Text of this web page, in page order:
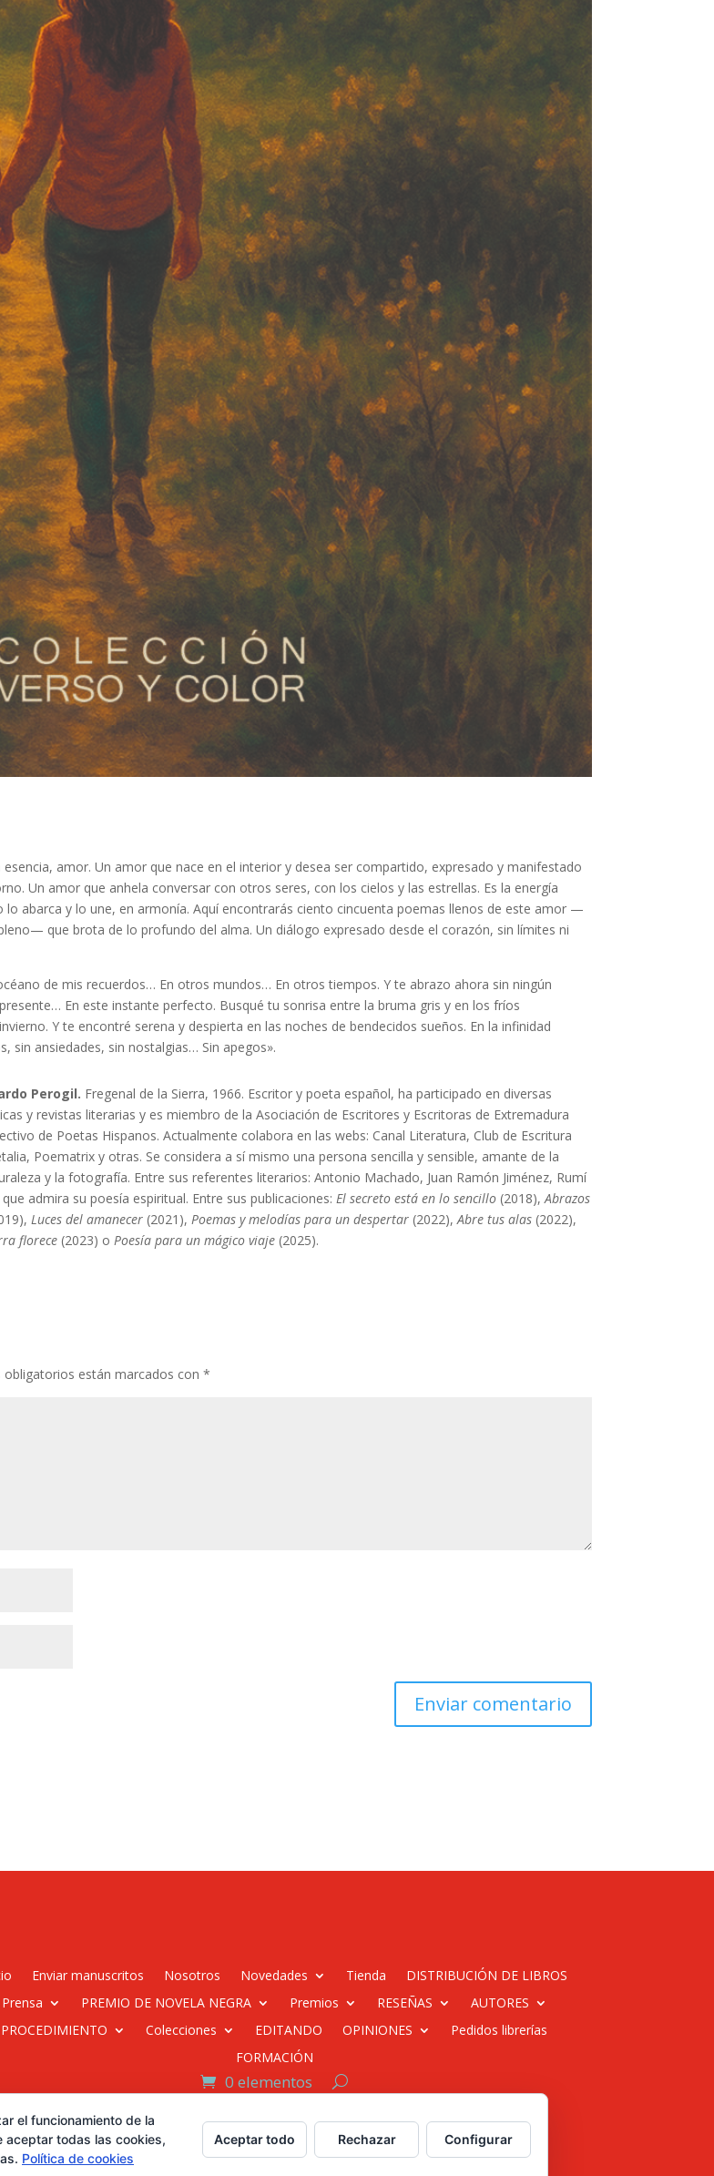
esencia, amor. Un amor que nace en el interior y desea ser compartido, expresado y manifestado
Un amor que anhela conversar con otros seres, con los cielos y las estrellas. Es la energía
lo abarca y lo une, en armonía. Aquí encontrarás ciento cincuenta poemas llenos de este amor —
que brota de lo profundo del alma. Un diálogo expresado desde el corazón, sin límites ni
de mis recuerdos… En otros mundos… En otros tiempos. Y te abrazo ahora sin ningún
En este instante perfecto. Busqué tu sonrisa entre la bruma gris y en los fríos
Y te encontré serena y despierta en las noches de bendecidos sueños. En la infinidad
sin ansiedades, sin nostalgias… Sin apegos».
Perogil. Fregenal de la Sierra, 1966. Escritor y poeta español, ha participado en diversas
y revistas literarias y es miembro de la Asociación de Escritores y Escritoras de Extremadura
de Poetas Hispanos. Actualmente colabora en las webs: Canal Literatura, Club de Escritura
Poematrix y otras. Se considera a sí mismo una persona sencilla y sensible, amante de la
y la fotografía. Entre sus referentes literarios: Antonio Machado, Juan Ramón Jiménez, Rumí
admira su poesía espiritual. Entre sus publicaciones: El secreto está en lo sencillo (2018),Abrazos
Luces del amanecer (2021), Poemas y melodías para un despertar (2022),Abre tus alas (2022),
florece (2023) o Poesía para un mágico viaje (2025).
obligatorios están marcados con*
Enviar manuscritos Nosotros Novedades Tienda
DISTRIBUCIÓN DE LIBROS
Prensa
PREMIO DE NOVELA NEGRA Premios RESEÑAS
AUTORES
PROCEDIMIENTO
Colecciones EDITANDO OPINIONES
Pedidos librerías
FORMACIÓN
0 elementos
Desarrollado por Diseñador web para empresas
el funcionamiento de la
aceptar todas las cookies,
Política de cookies
Aceptar todo Rechazar Configurar